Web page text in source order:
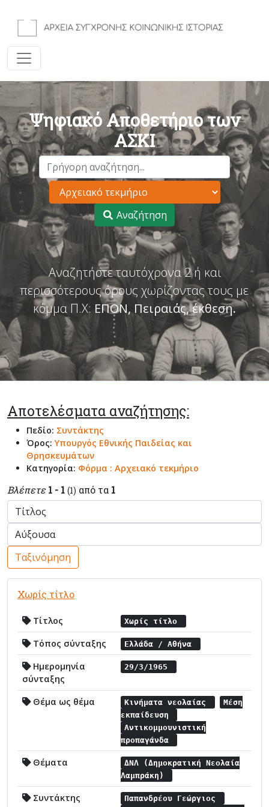
Ψηφιακό Αποθετήριο των
ΑΣΚΙ
Αναζήτηση
Αναζητήστε ταυτόχρονα 2 ή και
περισσότερους όρους χωρίζοντας τους με
κόμμα Π.Χ: ΕΠΟΝ, Πειραιάς, έκθεση.
Αποτελέσματα αναζήτησης:
Πεδίο: Συντάκτης
Όρος:Υπουργός Εθνικής Παιδείας και
Θρησκευμάτων
Κατηγορία: Φόρμα : Αρχειακό τεκμήριο
Βλέπετε 1 - 1 (1) από τα 1
Ταξινόμηση
Χωρίς τίτλο
Τίτλος Χωρίς τίτλο
Τόπος σύνταξης Ελλάδα / Αθήνα
Ημερομηνία
σύνταξης
29/3/1965
Θέμα ως θέμα Κινήματα νεολαίας
Μέση
εκπαίδευση
Αντικομμουνιστική
προπαγάνδα
Θέματα
ΔΝΛ (Δημοκρατική Νεολαία
Λαμπράκη)
Συντάκτης
Παπανδρέου Γεώργιος